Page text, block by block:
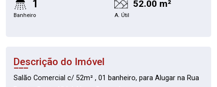
1
Banheiro
52.00 m²
A. Útil
Descrição do Imóvel
Salão Comercial c/ 52m² , 01 banheiro, para Alugar na Rua